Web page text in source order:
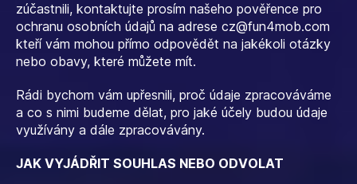
zúčastnili, kontaktujte prosím našeho pověřence pro
ochranu osobních údajů na adrese cz@fun4mob.com
kteří vám mohou přímo odpovědět na jakékoli otázky
nebo obavy, které můžete mít.
Rádi bychom vám upřesnili, proč údaje zpracováváme
a co s nimi budeme dělat, pro jaké účely budou údaje
využívány a dále zpracovávány.
JAK VYJÁDŘIT SOUHLAS NEBO ODVOLAT